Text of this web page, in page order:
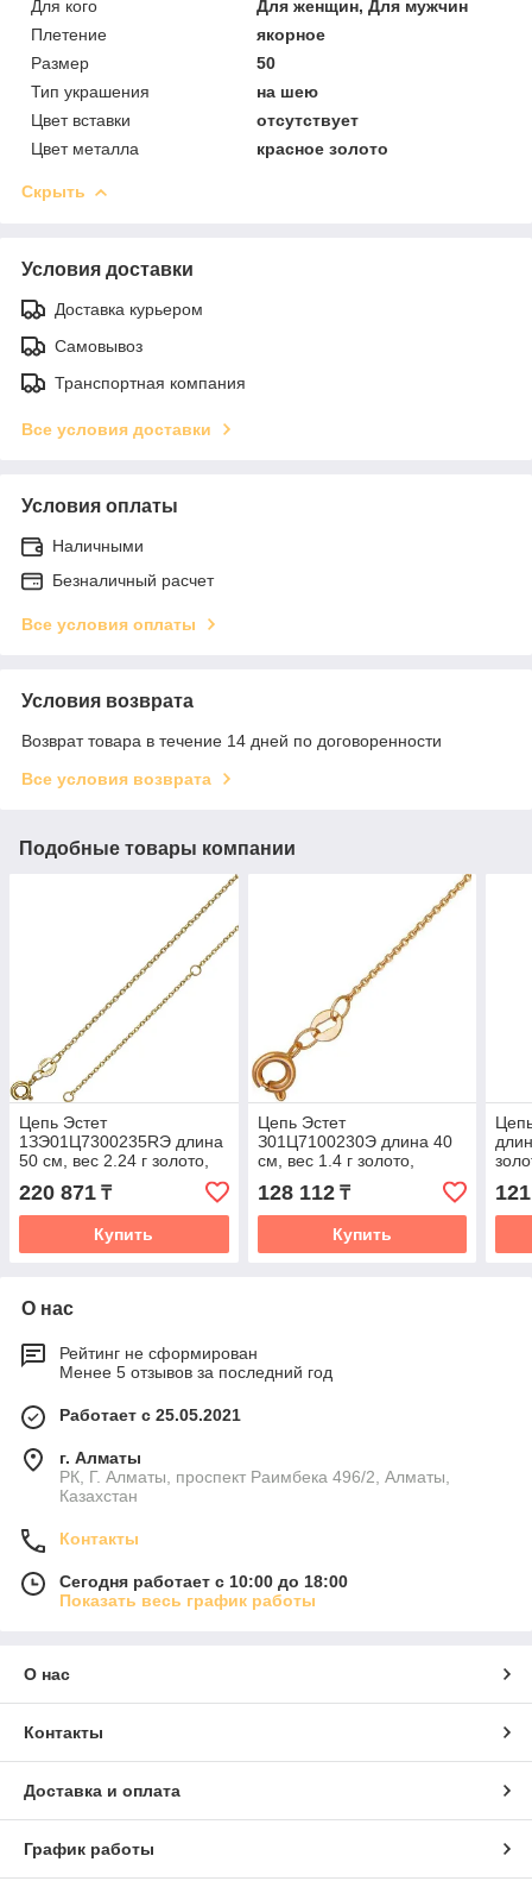
Для кого
Для женщин, Для мужчин
Плетение
якорное
Размер
50
Тип украшения
на шею
Цвет вставки
отсутствует
Цвет металла
красное золото
Скрыть
Условия доставки
Доставка курьером
Самовывоз
Транспортная компания
Все условия доставки
Условия оплаты
Наличными
Безналичный расчет
Все условия оплаты
Условия возврата
Возврат товара в течение 14 дней по договоренности
Все условия возврата
Подобные товары компании
Цепь Эстет
1ЗЭ01Ц7300235RЭ длина
50 см, вес 2.24 г золото,
плетение якорное
220 871 ₸
Купить
Цепь Эстет
З01Ц7100230Э длина 40
см, вес 1.4 г золото,
плетение якорное
128 112₸
Купить
О нас
Рейтинг не сформирован
Менее 5 отзывов за последний год
Работает с 25.05.2021
г. Алматы
РК, Г. Алматы, проспект Раимбека 496/2, Алматы,
Казахстан
Контакты
Сегодня работает с 10:00 до 18:00
Показать весь график работы
О нас
Контакты
Доставка и оплата
График работы